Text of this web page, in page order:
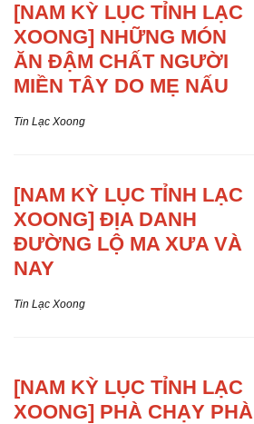
[NAM KỲ LỤC TỈNH LẠC
XOONG] NHỮNG MÓN
ĂN ĐẬM CHẤT NGƯỜI
MIỀN TÂY DO MẸ NẤU
Tin Lạc Xoong
[NAM KỲ LỤC TỈNH LẠC
XOONG] ĐỊA DANH
ĐƯỜNG LỘ MA XƯA VÀ
NAY
Tin Lạc Xoong
[NAM KỲ LỤC TỈNH LẠC
XOONG] PHÀ CHẠY PHÀ